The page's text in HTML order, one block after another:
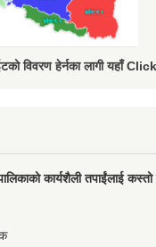
विवरण हेर्नका लागी यहाँ
कार्यशैली तपाईंलाई